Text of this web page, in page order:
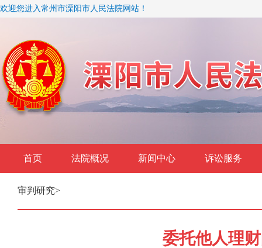
欢迎您进入常州市溧阳市人民法院网站！
首页 法院概况 新闻中心 诉讼服务
审判研究>
委托他人理